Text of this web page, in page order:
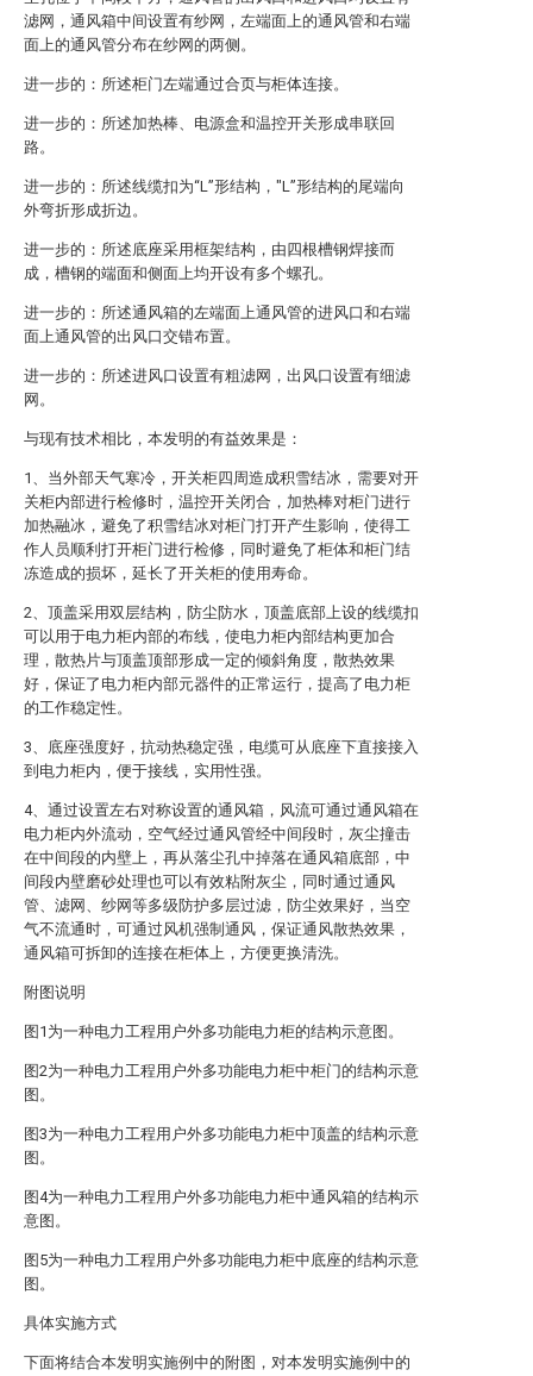
滤网，通风箱中间设置有纱网，左端面上的通风管和右端
面上的通风管分布在纱网的两侧。
进一步的：所述柜门左端通过合页与柜体连接。
进一步的：所述加热棒、电源盒和温控开关形成串联回
路。
进一步的：所述线缆扣为“L”形结构，"L”形结构的尾端向
外弯折形成折边。
进一步的：所述底座采用框架结构，由四根槽钢焊接而
成，槽钢的端面和侧面上均开设有多个螺孔。
进一步的：所述通风箱的左端面上通风管的进风口和右端
面上通风管的出风口交错布置。
进一步的：所述进风口设置有粗滤网，出风口设置有细滤
网。
与现有技术相比，本发明的有益效果是：
1、当外部天气寒冷，开关柜四周造成积雪结冰，需要对开
关柜内部进行检修时，温控开关闭合，加热棒对柜门进行
加热融冰，避免了积雪结冰对柜门打开产生影响，使得工
作人员顺利打开柜门进行检修，同时避免了柜体和柜门结
冻造成的损坏，延长了开关柜的使用寿命。
2、顶盖采用双层结构，防尘防水，顶盖底部上设的线缆扣
可以用于电力柜内部的布线，使电力柜内部结构更加合
理，散热片与顶盖顶部形成一定的倾斜角度，散热效果
好，保证了电力柜内部元器件的正常运行，提高了电力柜
的工作稳定性。
3、底座强度好，抗动热稳定强，电缆可从底座下直接接入
到电力柜内，便于接线，实用性强。
4、通过设置左右对称设置的通风箱，风流可通过通风箱在
电力柜内外流动，空气经过通风管经中间段时，灰尘撞击
在中间段的内壁上，再从落尘孔中掉落在通风箱底部，中
间段内壁磨砂处理也可以有效粘附灰尘，同时通过通风
管、滤网、纱网等多级防护多层过滤，防尘效果好，当空
气不流通时，可通过风机强制通风，保证通风散热效果，
通风箱可拆卸的连接在柜体上，方便更换清洗。
附图说明
图1为一种电力工程用户外多功能电力柜的结构示意图。
图2为一种电力工程用户外多功能电力柜中柜门的结构示意
图。
图3为一种电力工程用户外多功能电力柜中顶盖的结构示意
图。
图4为一种电力工程用户外多功能电力柜中通风箱的结构示
意图。
图5为一种电力工程用户外多功能电力柜中底座的结构示意
图。
具体实施方式
下面将结合本发明实施例中的附图，对本发明实施例中的